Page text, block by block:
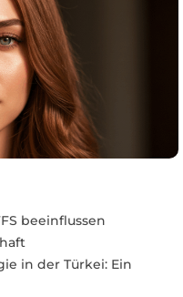
beeinflussen
in der Türkei: Ein